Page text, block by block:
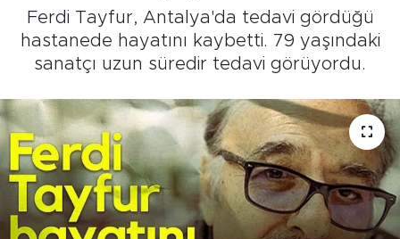
Ferdi Tayfur, Antalya'da tedavi gördüğü
hastanede hayatını kaybetti. 79 yaşındaki
sanatçı uzun süredir tedavi görüyordu.